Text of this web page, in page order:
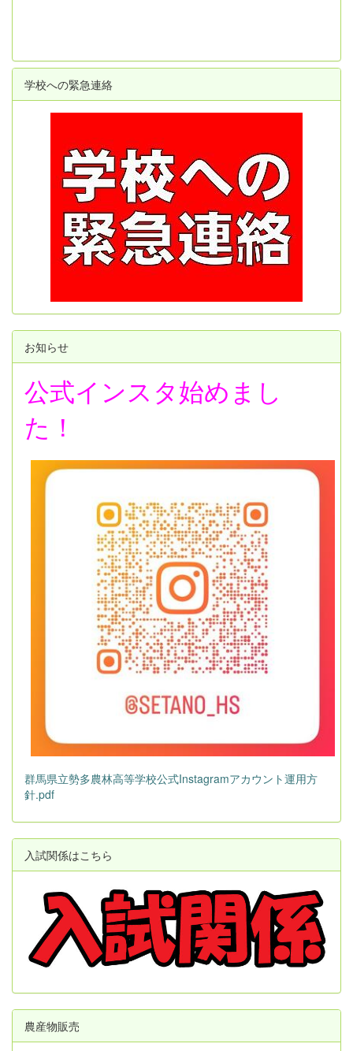
学校への緊急連絡
お知らせ
公式インスタ始めまし
た！
群馬県立勢多農林高等学校公式Instagramアカウント運用方
針.pdf
入試関係はこちら
農産物販売